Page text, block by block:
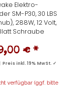
Elektro-
SM-P30, 30 LBS
288W, 12 Volt,
Schraube
€ *
inkl. 19% MwSt. ✓
verfügbar (ggf. bitte